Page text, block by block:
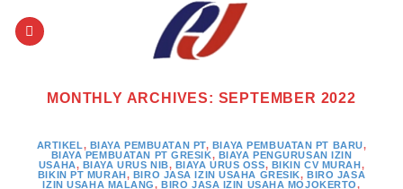
MONTHLY ARCHIVES: SEPTEMBER 2022
ARTIKEL, BIAYA PEMBUATAN PT, BIAYA PEMBUATAN PT BARU,
BIAYA PEMBUATAN PT GRESIK, BIAYA PENGURUSAN IZIN
USAHA, BIAYA URUS NIB, BIAYA URUS OSS, BIKIN CV MURAH,
BIKIN PT MURAH, BIRO JASA IZIN USAHA GRESIK,BIRO JASA
IZIN USAHA MALANG,BIRO JASA IZIN USAHA MOJOKERTO,